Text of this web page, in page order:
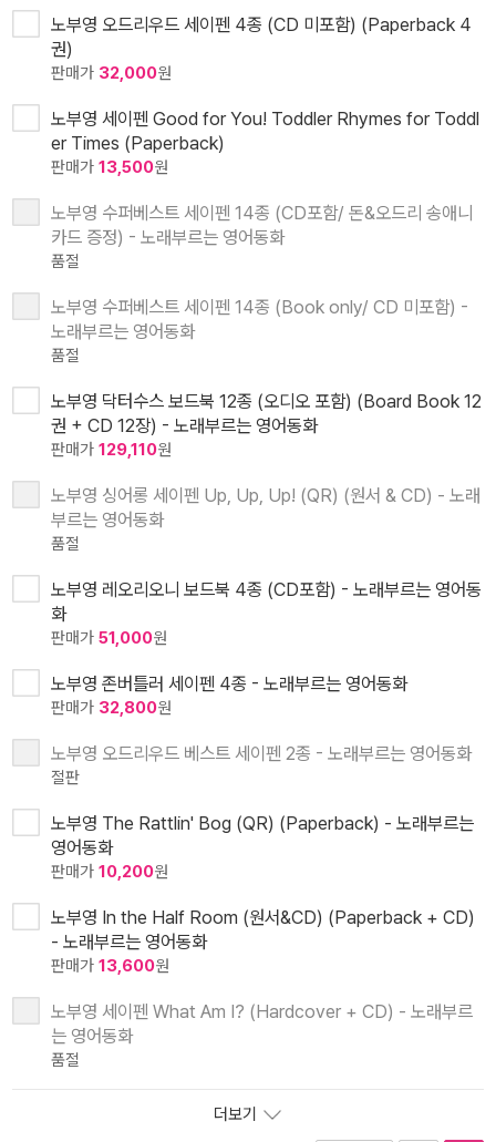
노부영 오드리우드 세이펜 4종 (CD 미포함) (Paperback 4
권)
판매가 32,000원
노부영 세이펜 Good for You! Toddler Rhymes for Toddl
er Times (Paperback)
판매가 13,500원
노부영 수퍼베스트 세이펜 14종 (CD포함/ 돈&오드리 송애니
카드 증정) - 노래부르는 영어동화
품절
노부영 수퍼베스트 세이펜 14종 (Book only/ CD 미포함) -
노래부르는 영어동화
품절
노부영 닥터수스 보드북 12종 (오디오 포함) (Board Book 12
권 + CD 12장) - 노래부르는 영어동화
판매가 129,110원
노부영 싱어롱 세이펜 Up, Up, Up! (QR) (원서 & CD) - 노래
부르는 영어동화
품절
노부영 레오리오니 보드북 4종 (CD포함) - 노래부르는 영어동
화
판매가 51,000원
노부영 존버틀러 세이펜 4종 - 노래부르는 영어동화
판매가 32,800원
노부영 오드리우드 베스트 세이펜 2종 - 노래부르는 영어동화
절판
노부영 The Rattlin' Bog (QR) (Paperback) - 노래부르는
영어동화
판매가 10,200원
노부영 In the Half Room (원서&CD) (Paperback + CD)
- 노래부르는 영어동화
판매가 13,600원
노부영 세이펜 What Am I? (Hardcover + CD) - 노래부르
는 영어동화
품절
더보기